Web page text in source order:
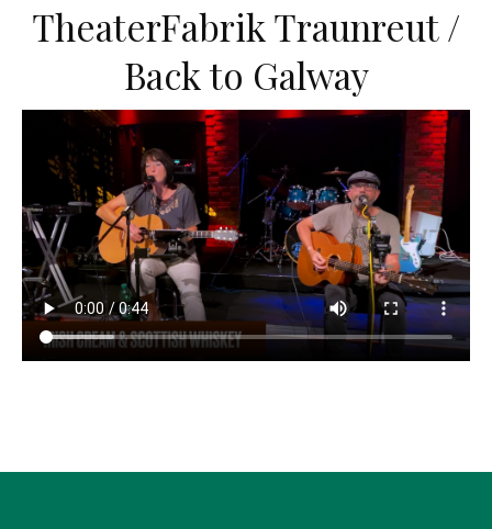
TheaterFabrik Traunreut /
Back to Galway